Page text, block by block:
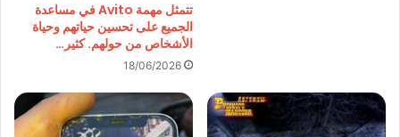
تتمثل مهمة Avito في مساعدة
الجميع على تحسين حياتهم وحياة
الأشخاص من حولهم. كثير…
18/06/2026